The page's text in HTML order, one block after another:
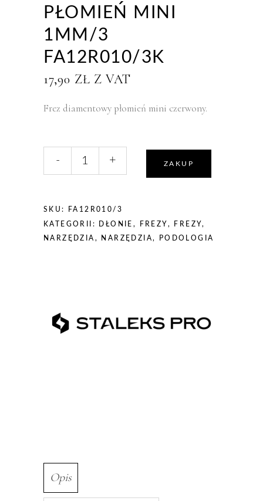
PŁOMIEŃ MINI
1MM/3
FA12R010/3K
17,90 ZŁ Z VAT
Frez diamentowy płomień mini czerwony.
czerwony
płomień
mini
- + ZAKUP
SKU: FA12R010/3
KATEGORII: DŁONIE , FREZY , FREZY,
NARZĘDZIA , NARZĘDZIA, PODOLOGIA
Opis